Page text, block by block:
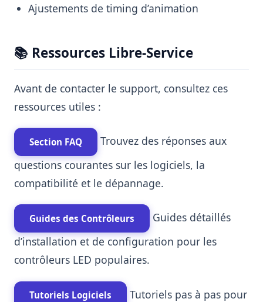
Ajustements de timing d’animation
📚 Ressources Libre-Service
Avant de contacter le support, consultez ces
ressources utiles :
Section FAQ
Trouvez des réponses aux
questions courantes sur les logiciels, la
compatibilité et le dépannage.
Guides des Contrôleurs
Guides détaillés
d’installation et de configuration pour les
contrôleurs LED populaires.
Tutoriels Logiciels
Tutoriels pas à pas pour